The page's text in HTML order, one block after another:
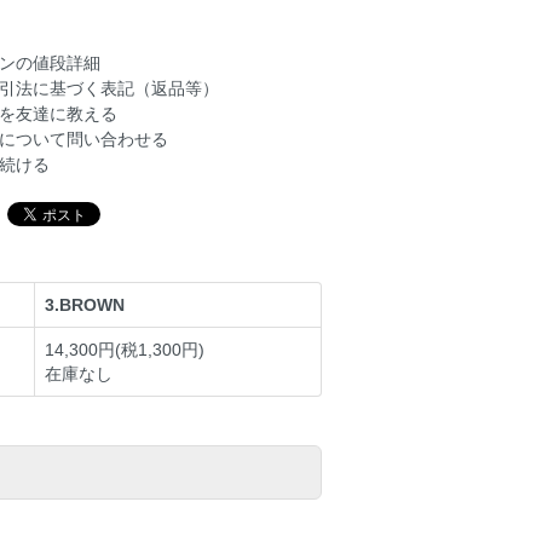
の値段詳細
法に基づく表記（返品等）
友達に教える
ついて問い合わせる
ける
3.BROWN
14,300円(税1,300円)
在庫なし